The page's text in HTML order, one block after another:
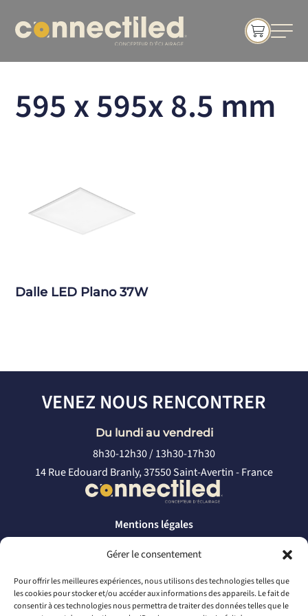
Gérer le consentement
Pour offrir les meilleures expériences, nous utilisons des technologies telles que
les cookies pour stocker et/ou accéder aux informations des appareils. Le fait de
consentir à ces technologies nous permettra de traiter des données telles que le
595 x 595x 8.5 mm
Dalle LED Plano 37W
VENEZ NOUS RENCONTRER
Du lundi au vendredi
8h30-12h30 / 13h30-17h30
14 Rue Edouard Branly, 37550 Saint-Avertin - France
Mentions légales
Politique de confidentialité
CONTACTEZ-NOUS
par téléphone